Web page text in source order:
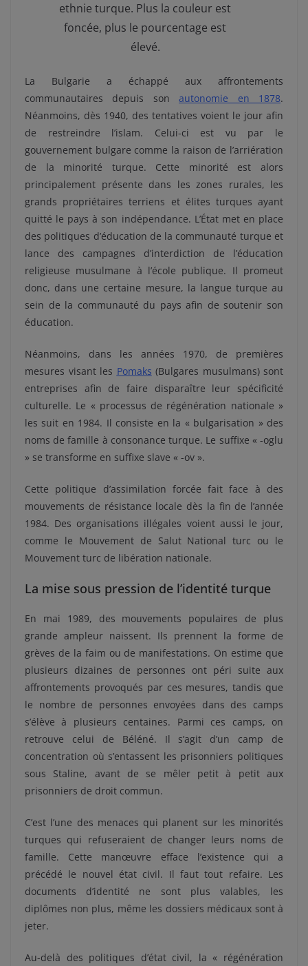
ethnie turque. Plus la couleur est
foncée, plus le pourcentage est
élevé.
La Bulgarie a échappé aux affrontements
communautaires depuis sonautonomie en 1878.
Néanmoins, dès 1940, des tentatives voient le jour afin
de restreindre l’islam. Celui-ci est vu par le
gouvernement bulgare comme la raison de l’arriération
de la minorité turque. Cette minorité est alors
principalement présente dans les zones rurales, les
grands propriétaires terriens et élites turques ayant
quitté le pays à son indépendance. L’État met en place
des politiques d’éducation de la communauté turque et
lance des campagnes d’interdiction de l’éducation
religieuse musulmane à l’école publique. Il promeut
donc, dans une certaine mesure, la langue turque au
sein de la communauté du pays afin de soutenir son
éducation.
Néanmoins, dans les années 1970, de premières
mesures visant les Pomaks (Bulgares musulmans) sont
entreprises afin de faire disparaître leur spécificité
culturelle. Le « processus de régénération nationale »
les suit en 1984. Il consiste en la « bulgarisation » des
noms de famille à consonance turque. Le suffixe « -oglu
» se transforme en suffixe slave « -ov ».
Cette politique d’assimilation forcée fait face à des
mouvements de résistance locale dès la fin de l’année
1984. Des organisations illégales voient aussi le jour,
comme le Mouvement de Salut National turc ou le
Mouvement turc de libération nationale.
La mise sous pression de l’identité turque
En mai 1989, des mouvements populaires de plus
grande ampleur naissent. Ils prennent la forme de
grèves de la faim ou de manifestations. On estime que
plusieurs dizaines de personnes ont péri suite aux
affrontements provoqués par ces mesures, tandis que
le nombre de personnes envoyées dans des camps
s’élève à plusieurs centaines. Parmi ces camps, on
retrouve celui de Béléné. Il s’agit d’un camp de
concentration où s’entassent les prisonniers politiques
sous Staline, avant de se mêler petit à petit aux
prisonniers de droit commun.
C’est l’une des menaces qui planent sur les minorités
turques qui refuseraient de changer leurs noms de
famille. Cette manœuvre efface l’existence qui a
précédé le nouvel état civil. Il faut tout refaire. Les
documents d’identité ne sont plus valables, les
diplômes non plus, même les dossiers médicaux sont à
jeter.
Au-delà des politiques d’état civil, la « régénération